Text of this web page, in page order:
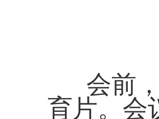
会前
育片。会